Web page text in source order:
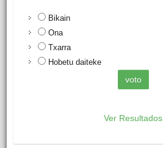
Bikain
Ona
Txarra
Hobetu daiteke
Ver Resultados